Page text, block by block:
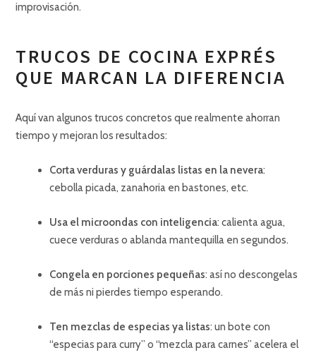
improvisación.
TRUCOS DE COCINA EXPRÉS
QUE MARCAN LA DIFERENCIA
Aquí van algunos trucos concretos que realmente ahorran
tiempo y mejoran los resultados:
Corta verduras y guárdalas listas en la nevera:
cebolla picada, zanahoria en bastones, etc.
Usa el microondas con inteligencia: calienta agua,
cuece verduras o ablanda mantequilla en segundos.
Congela en porciones pequeñas: así no descongelas
de más ni pierdes tiempo esperando.
Ten mezclas de especias ya listas: un bote con
“especias para curry” o “mezcla para carnes” acelera el